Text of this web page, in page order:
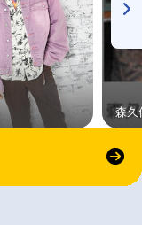
森久